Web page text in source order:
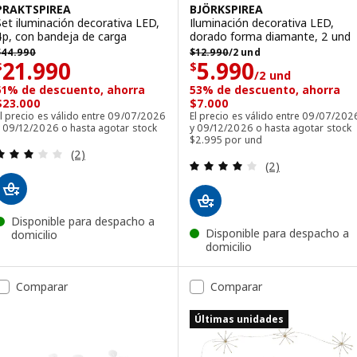
iluminación decorativa LED,
con bandeja de carga
44.990
44990
21.990$ 21990
de descuento, ahorra
precio es válido entre 09/07/2026
09/12/2026 o hasta agotar stock
Revisa: 3 de 5 estrellas. Total opiniones:
(2)
Disponible para despacho a
domicilio
BJÖRKSPIREA
Iluminación decorativa LED,
dorado forma diamante, 2 und
$12.990/2 und
$ 12990/2 und
$5.990/2 und
Precio $ 5990/
53% de descuento, ahorra
$7.000
El precio es válido entre 09/07/
y 09/12/2026 o hasta agotar stock
$2.995 por und
Revisa: 4 de 5
(2)
Disponible para despacho a
domicilio
Comparar Comparar
Últimas unidades